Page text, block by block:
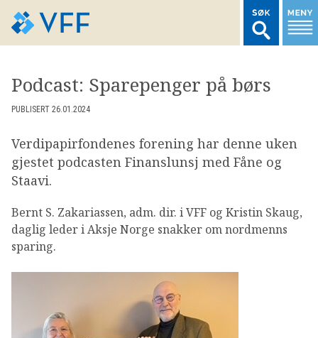
LOGG INN MEDLEMSNETT
MARKEDSSTATISTIKK
BRANSJENORMER
OM VFF
Podcast: Sparepenger på børs
PUBLISERT 26.01.2024
Verdipapirfondenes forening har denne uken
gjestet podcasten Finanslunsj med Fåne og
Staavi.
Bernt S. Zakariassen, adm. dir. i VFF og Kristin Skaug,
daglig leder i Aksje Norge snakker om nordmenns
sparing.